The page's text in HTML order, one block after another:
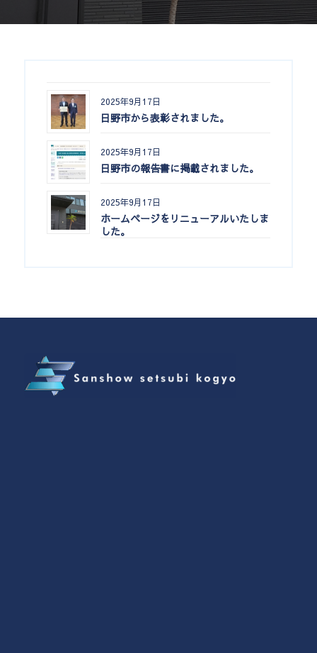
2025年9月17日
日野市から表彰されました。
2025年9月17日
日野市の報告書に掲載されました。
2025年9月17日
ホームページをリニューアルいたしま
した。